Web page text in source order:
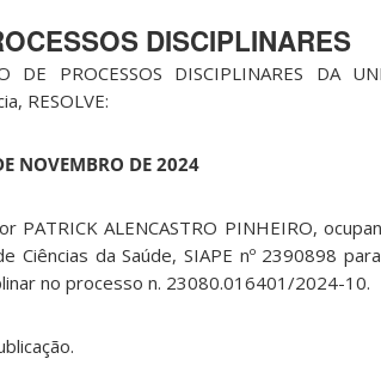
DISCIPLINARES
PROCESSOS DISCIPLINARES DA
RESOLVE:
NOVEMBRO DE 2024
PATRICK ALENCASTRO PINHEIRO,
da Saúde, SIAPE nº 2390898
no processo n. 23080.016401/2024-10.